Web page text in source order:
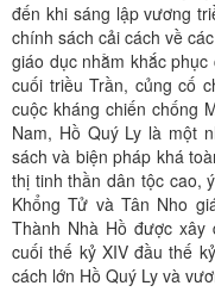
đến khi sáng lập vương
chính sách cải cách về
giáo dục nhằm khắc
cuối triều Trần, củng cố
cuộc kháng chiến chống
Nam, Hồ Quý Ly là một
sách và biện pháp khá
thị tinh thần dân tộc cao,
Khổng Tử và Tân Nho
Thành Nhà Hồ được
cuối thế kỷ XIV đầu thế
cách lớn Hồ Quý Ly và